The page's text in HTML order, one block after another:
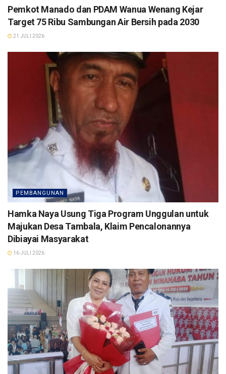
Pemkot Manado dan PDAM Wanua Wenang Kejar
Target 75 Ribu Sambungan Air Bersih pada 2030
21 JULI 2026
PEMBANGUNAN
Hamka Naya Usung Tiga Program Unggulan untuk
Majukan Desa Tambala, Klaim Pencalonannya
Dibiayai Masyarakat
16 JULI 2026